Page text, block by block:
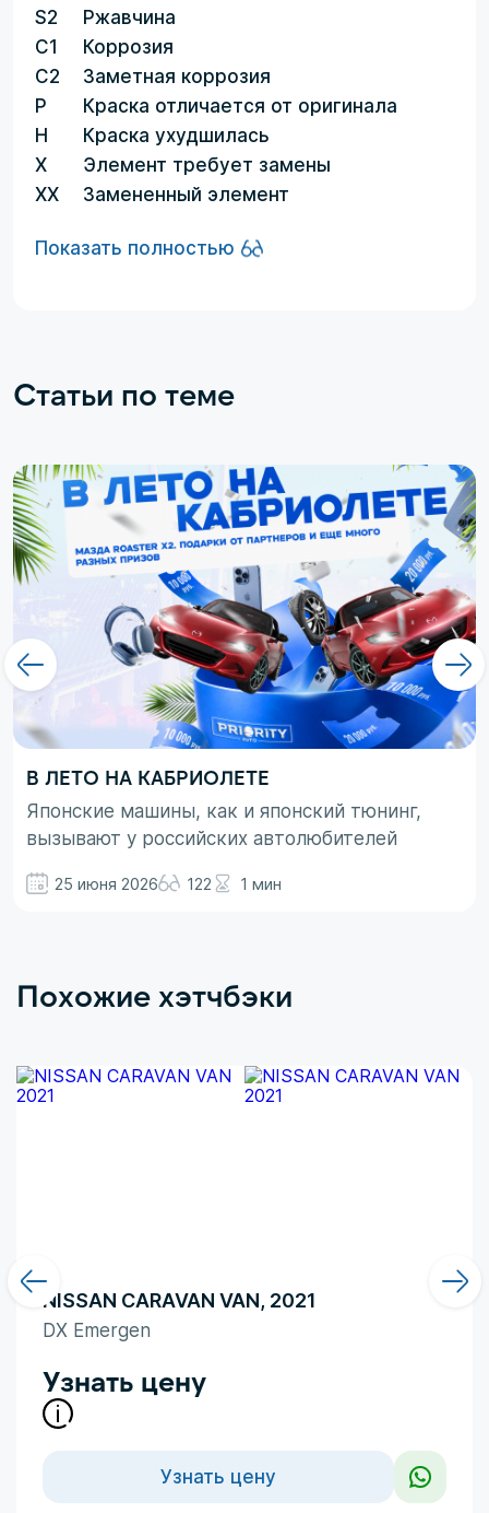
S2
Ржавчина
C1
Коррозия
C2
Заметная коррозия
P
Краска отличается от оригинала
H
Краска ухудшилась
X
Элемент требует замены
XX
Замененный элемент
Показать полностью
Статьи по теме
В ЛЕТО НА КАБРИОЛЕТЕ
Японские машины, как и японский тюнинг,
вызывают у российских автолюбителей
просто ассоциируются с вполне понятными
Здесь больше доминирует чувство безумного
25 июня 2026 122 1 мин
Похожие хэтчбэки
NISSAN CARAVAN VAN, 2021
DX Emergen
Узнать цену
Узнать цену